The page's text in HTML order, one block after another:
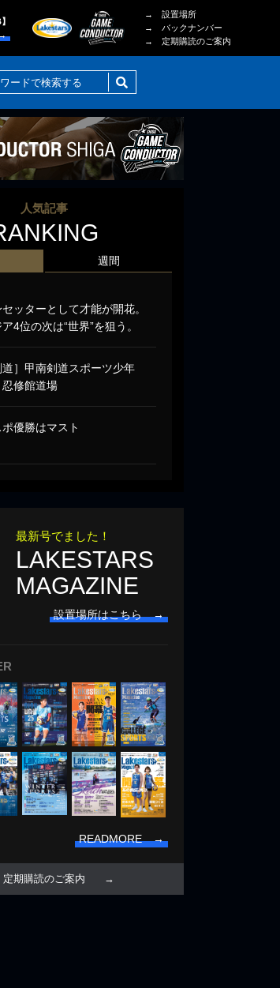
→ 設置場所
→ バックナンバー
→ 定期購読のご案内
人気記事
ッターとして才能が開花。
4位の次は“世界”を狙う。
道］甲南剣道スポーツ少年
忍修館道場
ポ優勝はマスト
週間
最新号でました！
LAKESTARS
MAGAZINE
設置場所はこちら →
READMORE →
定期購読のご案内